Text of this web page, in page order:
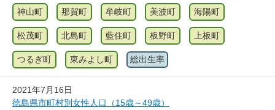
神山町 那賀町 牟岐町 美波町 海陽町
松茂町 北島町 藍住町 板野町 上板町
つるぎ町 東みよし町 総出生率
2021年7月16日
徳島県市町村別女性人口（15歳～49歳）